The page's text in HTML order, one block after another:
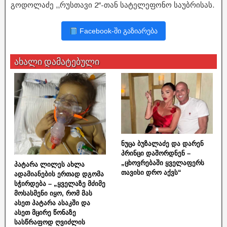
გოდოლაძე ,,რუსთავი 2″-თან სატელეფონო საუბრისას.
Facebook-ში გაზიარება
ახალი დამატებული
პატარა ლილეს ახლა
ადამიანების ერთად დგომა
სჭირდება – „ყველაზე მძიმე
მოსასმენი იყო, რომ მას
ასეთ პატარა ასაკში და
ასეთ მცირე წონაზე
სასწრაფოდ ღვიძლის
ნუცა ბუზალაძე და დარენ
პრინცი დაშორდნენ –
„ცხოვრებაში ყველაფერს
თავისი დრო აქვს“